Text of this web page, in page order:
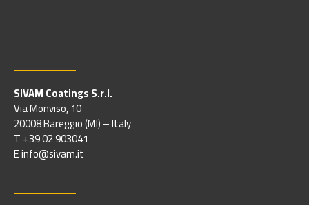
SIVAM Coatings S.r.l.
Via Monviso, 10
20008 Bareggio (MI) – Italy
T +39 02 903041
E info@sivam.it